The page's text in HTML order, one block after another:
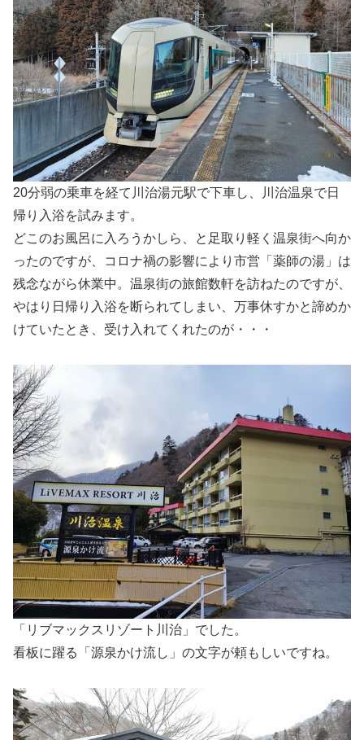
20分弱の乗車を経て川治湯元駅で下車し、川治温泉で日
帰り入浴を試みます。
どこのお風呂に入ろうかしら、と足取り軽く温泉街へ向か
ったのですが、コロナ禍の影響により市営「薬師の湯」は
残念ながら休業中。温泉街の旅館数軒を訪ねたのですが、
やはり日帰り入浴を断られてしまい、万事休すかと諦めか
けていたとき、受け入れてくれたのが・・・
「リブマックスリゾート川治」でした。
看板に躍る「源泉かけ流し」の文字が頼もしいですね。